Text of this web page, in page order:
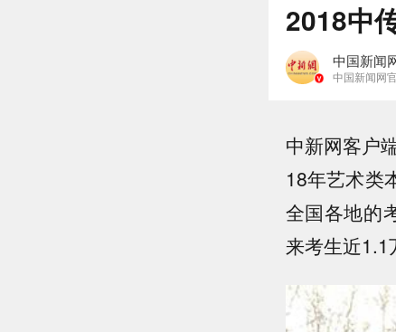
2018中
中国新闻
中国新闻网
中新网客户
18年艺术类
全国各地的
来考生近1.1